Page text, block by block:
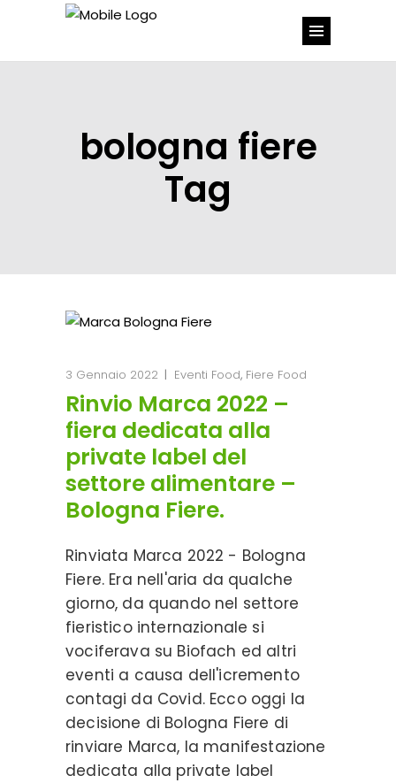
bologna fiere
Tag
3 Gennaio 2022 Eventi Food, Fiere Food
Rinvio Marca 2022 –
fiera dedicata alla
private label del
settore alimentare –
Bologna Fiere.
Rinviata Marca 2022 - Bologna
Fiere. Era nell'aria da qualche
giorno, da quando nel settore
fieristico internazionale si
vociferava su Biofach ed altri
eventi a causa dell'icremento
contagi da Covid. Ecco oggi la
decisione di Bologna Fiere di
rinviare Marca, la manifestazione
dedicata alla private label